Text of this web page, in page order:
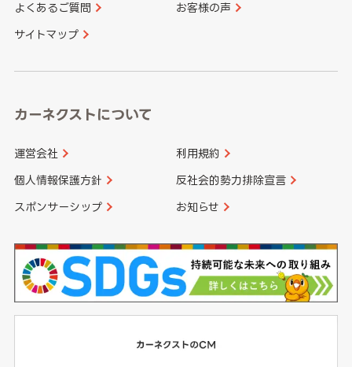
香川県 愛媛県
大分県 宮崎県
よくあるご質問 お客様の声
サイトマップ
カーネクストについて
運営会社 利用規約
個人情報保護方針 反社会的勢力排除宣言
スポンサーシップ お知らせ